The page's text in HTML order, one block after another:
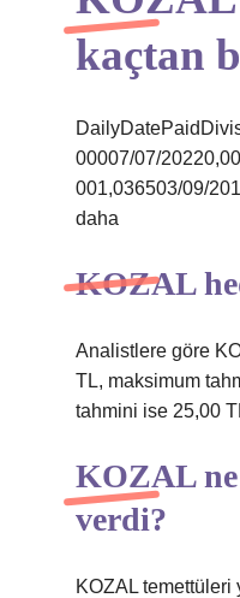
kaçtan
00007/07/
001,036503/09/
daha
KOZAL
Analistlere göre
TL, maksimum
tahmini ise 25,00
KOZAL
verdi?
KOZAL temettüleri